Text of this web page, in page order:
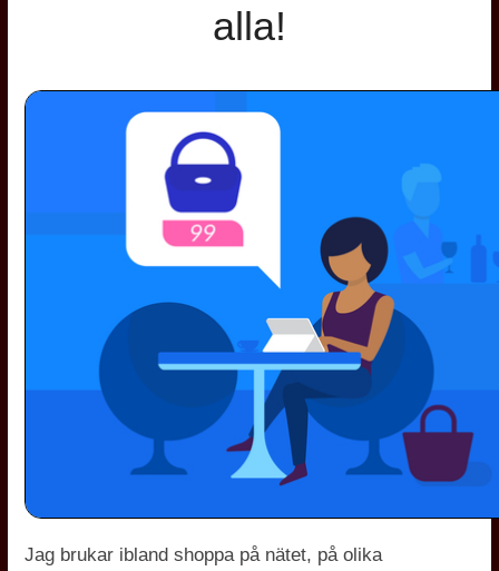
alla!
Jag brukar ibland shoppa på nätet, på olika